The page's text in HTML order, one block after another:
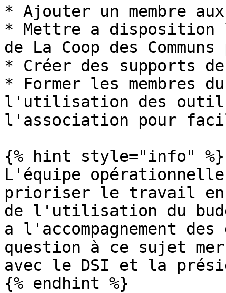
* Ajouter un membre
* Mettre a disposition
de La Coop des
* Créer des supports de
* Former les membres
l'utilisation des
l'association pour
{% hint style="info" %}
L'équipe
prioriser le travail en
de l'utilisation du
a l'accompagnement
question à ce sujet
avec le DSI et la
{% endhint %}